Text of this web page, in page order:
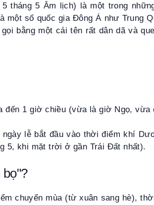
tháng 5 Âm lịch) là một trong
một số quốc gia Đông Á như Trung
bằng một cái tên rất dân dã và
đến 1 giờ chiều (vừa là giờ Ngọ, vừa
lễ bắt đầu vào thời điểm khí
5, khi mặt trời ở gần Trái Đất nhất).
bọ"?
chuyển mùa (từ xuân sang hè),